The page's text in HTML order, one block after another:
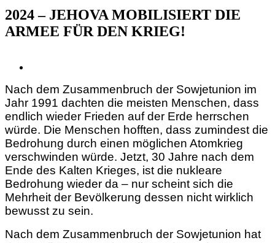
2024 – JEHOVA MOBILISIERT DIE
ARMEE FÜR DEN KRIEG!
Image
Nach dem Zusammenbruch der Sowjetunion im
Jahr 1991 dachten die meisten Menschen, dass
endlich wieder Frieden auf der Erde herrschen
würde. Die Menschen hofften, dass zumindest die
Bedrohung durch einen möglichen Atomkrieg
verschwinden würde. Jetzt, 30 Jahre nach dem
Ende des Kalten Krieges, ist die nukleare
Bedrohung wieder da – nur scheint sich die
Mehrheit der Bevölkerung dessen nicht wirklich
bewusst zu sein.
Nach dem Zusammenbruch der Sowjetunion hat